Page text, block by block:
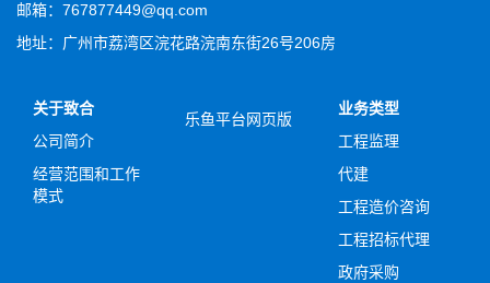
邮箱：767877449@qq.com
地址：广州市荔湾区浣花路浣南东街26号206房
关于致合
公司简介
经营范围和工作
模式
乐鱼平台网页版
业务类型
工程监理
代建
工程造价咨询
工程招标代理
政府采购